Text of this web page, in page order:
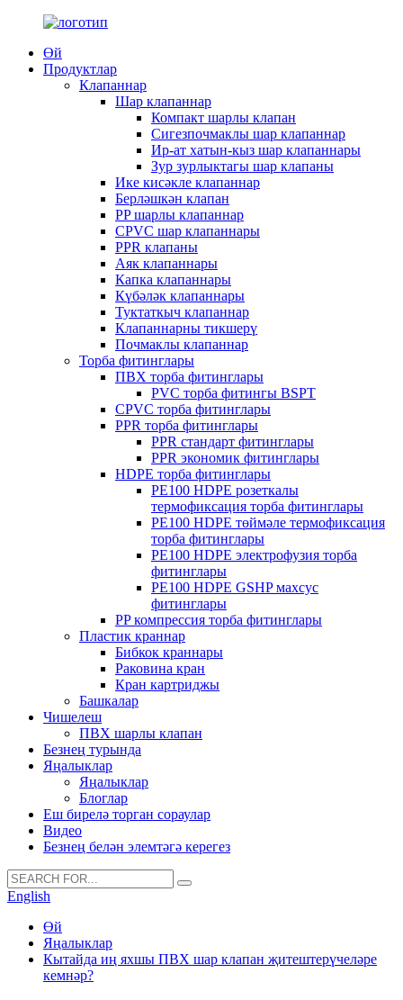
Өй
Продуктлар
Клапаннар
Шар клапаннар
Компакт шарлы клапан
Сигезпочмаклы шар клапаннар
Ир-ат хатын-кыз шар клапаннары
Зур зурлыктагы шар клапаны
Ике кисәкле клапаннар
Берләшкән клапан
PP шарлы клапаннар
CPVC шар клапаннары
PPR клапаны
Аяк клапаннары
Капка клапаннары
Күбәләк клапаннары
Туктаткыч клапаннар
Клапаннарны тикшерү
Почмаклы клапаннар
Торба фитинглары
ПВХ торба фитинглары
PVC торба фитингы BSPT
CPVC торба фитинглары
PPR торба фитинглары
PPR стандарт фитинглары
PPR экономик фитинглары
HDPE торба фитинглары
PE100 HDPE розеткалы
термофиксация торба фитинглары
PE100 HDPE төймәле термофиксация
торба фитинглары
PE100 HDPE электрофузия торба
фитинглары
PE100 HDPE GSHP махсус
фитинглары
PP компрессия торба фитинглары
Пластик краннар
Бибкок краннары
Раковина кран
Кран картриджы
Башкалар
Чишелеш
ПВХ шарлы клапан
Безнең турында
Яңалыклар
Яңалыклар
Блоглар
Еш бирелә торган сораулар
Видео
Безнең белән элемтәгә керегез
English
Өй
Яңалыклар
Кытайда иң яхшы ПВХ шар клапан җитештерүчеләре
кемнәр?